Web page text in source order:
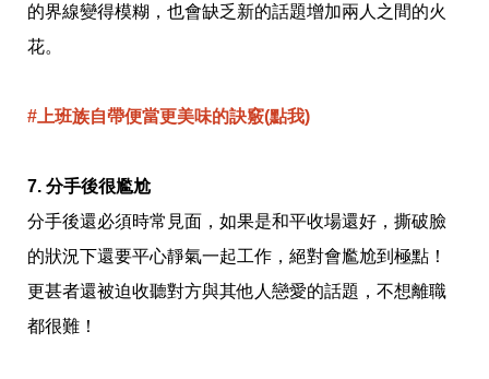
懶
人
包
物
關
於
迎
投
稿
聲
的界線變得模糊，也會缺乏新的話題增加兩人之間的火
花。
#上班族自帶便當更美味的訣竅(點我)
7. 分手後很尷尬
分手後還必須時常見面，如果是和平收場還好，撕破臉
的狀況下還要平心靜氣一起工作，絕對會尷尬到極點！
更甚者還被迫收聽對方與其他人戀愛的話題，不想離職
都很難！